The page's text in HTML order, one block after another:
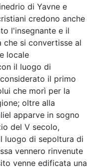
di Yavne e
credono anche
l'insegnante e il
che si convertisse al
locale
il luogo di
il primo
che morì per la
oltre alla
apparve in sogno
del V secolo,
luogo di sepoltura di
vennero rinvenute
venne edificata una